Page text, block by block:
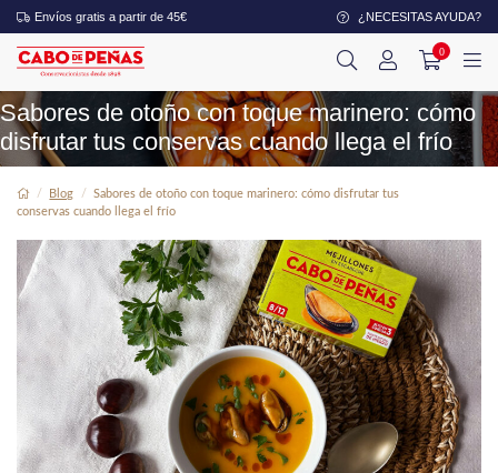
Envíos gratis a partir de 45€ ¿NECESITAS AYUDA?
0
Sabores de otoño con toque marinero: cómo
disfrutar tus conservas cuando llega el frío
Blog
Sabores de otoño con toque marinero: cómo disfrutar tus
conservas cuando llega el frío